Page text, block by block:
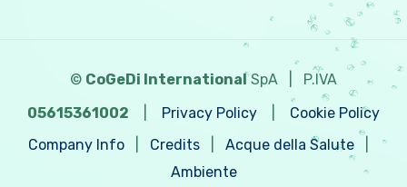
© CoGeDi InternationalSpA
P.IVA
05615361002
Privacy Policy
Cookie Policy
Company Info| Credits| Acque della Salute|
Ambiente